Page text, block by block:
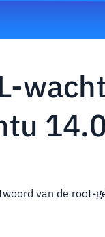
van de root-